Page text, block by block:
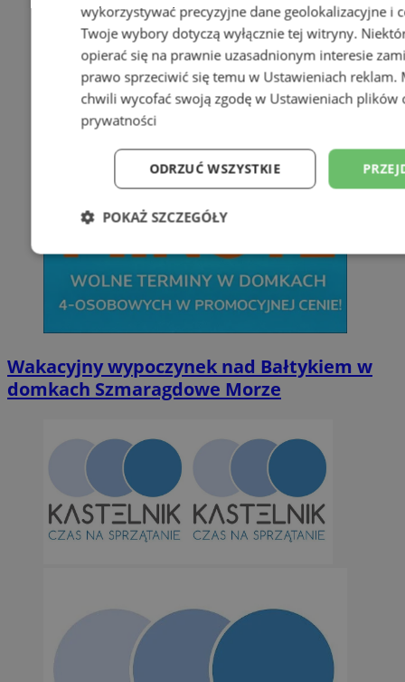
Wakacyjny wypoczynek nad Bałtykiem w
domkach Szmaragdowe Morze
wykorzystywać precyzyjne dane geolokalizacyjne i
Twoje wybory dotyczą wyłącznie tej witryny.
opierać się na prawnie uzasadnionym interesie
prawo sprzeciwić się temu w Ustawieniach reklam.
chwili wycofać swoją zgodę w Ustawieniach plików
prywatności
ODRZUĆ WSZYSTKIE
POKAŻ SZCZEGÓŁY
Niezbędne Wydajność
Niezbędne Wydajność Targetowanie
Niezbędne pliki cookie umożliwiają korzystanie z podstawowych
takich jak logowanie użytkownika i zarządzanie kontem. Bez
można prawidłowo korzystać ze strony internetowej.
Provider/
QeSessID